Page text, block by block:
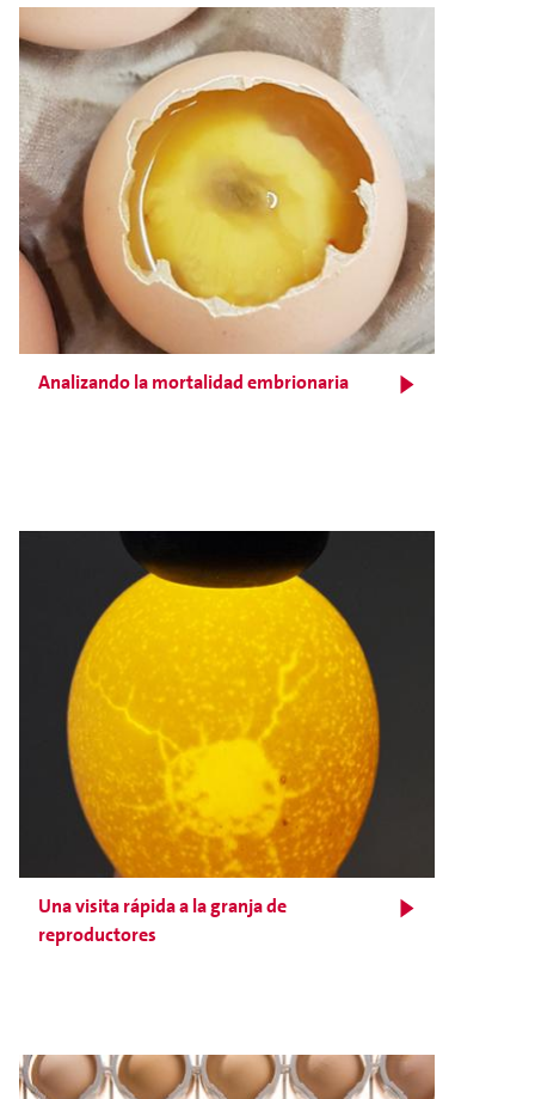
Analizando la mortalidad embrionaria
Una visita rápida a la granja de
reproductores